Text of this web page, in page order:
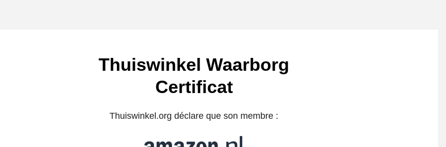
Thuiswinkel Waarborg
Certificat
Thuiswinkel.org déclare que son membre :